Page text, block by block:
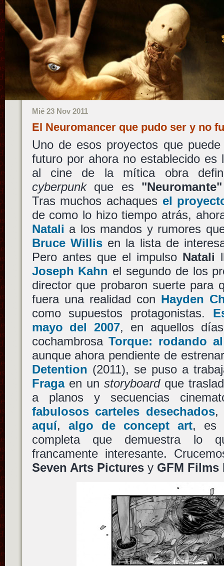
Mié 23 Nov 2011
El Neuromancer que pudo ser y no
Uno de esos proyectos que
futuro por ahora no establecido es
al cine de la mítica obra
cyberpunkque es "Neuromante"
Tras muchos achaques el
de como lo hizo tiempo atrás,
Natali a los mandos y rumores
Bruce Willisen la lista de
Pero antes que el impulso Natali
Joseph Kahn el segundo de los
director que probaron suerte para
fuera una realidad con Hayden
como supuestos protagonistas.
mayo del 2007, en aquellos
cochambrosaTorque: rodando
aunque ahora pendiente de
Detention (2011), se puso a
Fragaen un storyboardque
a planos y secuencias
fabulosos carteles desechados
aquí, algo de concept art, es
completa que demuestra lo
francamente interesante.
Seven Arts Picturesy GFM Films